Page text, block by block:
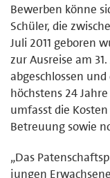
Bewerben könne
Schüler, die
Juli 2011 geboren
zur Ausreise am
abgeschlossen
höchstens 24
umfasst die
Betreuung sowie
„Das
jungen